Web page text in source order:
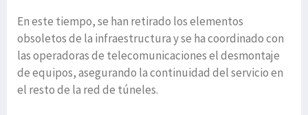
En este tiempo, se han retirado los elementos
obsoletos de la infraestructura y se ha coordinado con
las operadoras de telecomunicaciones el desmontaje
de equipos, asegurando la continuidad del servicio en
el resto de la red de túneles.